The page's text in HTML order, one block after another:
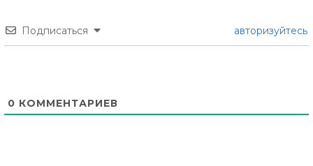
Подписаться авторизуйтесь
0 КОММЕНТАРИЕВ